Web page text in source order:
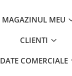
MAGAZINUL MEU
CLIENTI
DATE COMERCIALE